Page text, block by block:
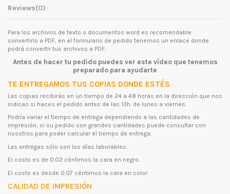
Reviews(0)
Para los archivos de texto o documentos word es recomendable
convertirlo a PDF, en el formulario de pedido tenemos un enlace donde
podrá convertir tus archivos a PDF.
Antes de hacer tu pedido puedes ver este vídeo que tenemos
preparado para ayudarte
TE ENTREGAMOS TUS COPIAS DONDE ESTÉS
Las copias recibirás en un tiempo de 24 a 48 horas en la dirección que nos
indicas si haces el pedido antes de las 13h. de lunes a viernes.
Podría variar el tiempo de entrega dependiendo a las cantidades de
impresión, si su pedido son grandes cantidades puede consultar con
nosotros para poder calcular el tiempo de entrega.
Las entregas sólo son los días laborables.
El costo es de 0.02 céntimos la cara en negro.
El costo es desde 0.07 céntimos la cara en color.
CALIDAD DE IMPRESIÓN